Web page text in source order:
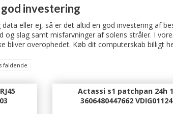
investering
eller ej, så er det altid en god investering af
og slag samt misfarvninger af solens stråler. I
bliver overophedet. Køb dit computerskab billigt
faldende
Actassi s1 patchpan 24h
3606480447662